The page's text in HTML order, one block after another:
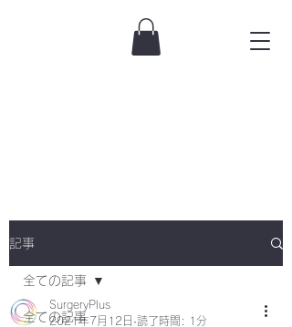
記事
全ての記事
全ての記事
SurgeryPlus
2021年7月12日 読了時間: 1分